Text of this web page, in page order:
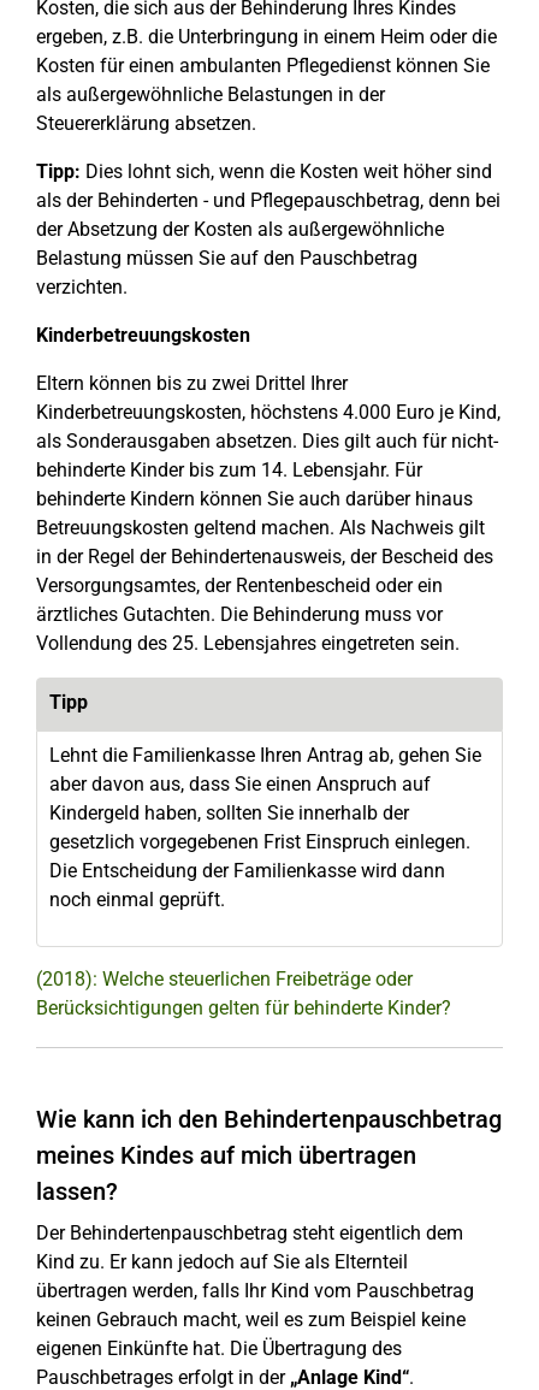
Kosten, die sich aus der Behinderung Ihres Kindes
ergeben, z.B. die Unterbringung in einem Heim oder die
Kosten für einen ambulanten Pflegedienst können Sie
als außergewöhnliche Belastungen in der
Steuererklärung absetzen.
Tipp: Dies lohnt sich, wenn die Kosten weit höher sind
als der Behinderten - und Pflegepauschbetrag, denn bei
der Absetzung der Kosten als außergewöhnliche
Belastung müssen Sie auf den Pauschbetrag
verzichten.
Kinderbetreuungskosten
Eltern können bis zu zwei Drittel Ihrer
Kinderbetreuungskosten, höchstens 4.000 Euro je Kind,
als Sonderausgaben absetzen. Dies gilt auch für nicht-
behinderte Kinder bis zum 14. Lebensjahr. Für
behinderte Kindern können Sie auch darüber hinaus
Betreuungskosten geltend machen. Als Nachweis gilt
in der Regel der Behindertenausweis, der Bescheid des
Versorgungsamtes, der Rentenbescheid oder ein
ärztliches Gutachten. Die Behinderung muss vor
Vollendung des 25. Lebensjahres eingetreten sein.
Tipp
Lehnt die Familienkasse Ihren Antrag ab, gehen Sie
aber davon aus, dass Sie einen Anspruch auf
Kindergeld haben, sollten Sie innerhalb der
gesetzlich vorgegebenen Frist Einspruch einlegen.
Die Entscheidung der Familienkasse wird dann
noch einmal geprüft.
(2018): Welche steuerlichen Freibeträge oder
Berücksichtigungen gelten für behinderte Kinder?
Wie kann ich den Behindertenpauschbetrag
meines Kindes auf mich übertragen
lassen?
Der Behindertenpauschbetrag steht eigentlich dem
Kind zu. Er kann jedoch auf Sie als Elternteil
übertragen werden, falls Ihr Kind vom Pauschbetrag
keinen Gebrauch macht, weil es zum Beispiel keine
eigenen Einkünfte hat. Die Übertragung des
Pauschbetrages erfolgt in der „Anlage Kind“.